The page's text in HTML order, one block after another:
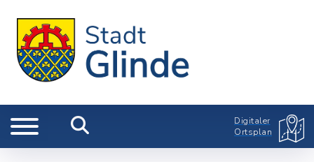
Digitaler
Ortsplan